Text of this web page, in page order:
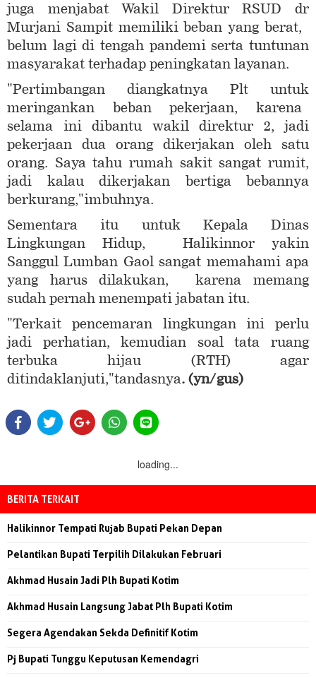
juga menjabat Wakil Direktur RSUD dr
Murjani Sampit memiliki beban yang berat,
belum lagi di tengah pandemi serta tuntunan
masyarakat terhadap peningkatan layanan.
"Pertimbangan diangkatnya Plt untuk
meringankan beban pekerjaan, karena
selama ini dibantu wakil direktur 2, jadi
pekerjaan dua orang dikerjakan oleh satu
orang. Saya tahu rumah sakit sangat rumit,
jadi kalau dikerjakan bertiga bebannya
berkurang,"imbuhnya.
Sementara itu untuk Kepala Dinas
Lingkungan Hidup, Halikinnor yakin
Sanggul Lumban Gaol sangat memahami apa
yang harus dilakukan, karena memang
sudah pernah menempati jabatan itu.
"Terkait pencemaran lingkungan ini perlu
jadi perhatian, kemudian soal tata ruang
terbuka hijau (RTH) agar
ditindaklanjuti,"tandasnya. (yn/gus)
loading...
BERITA TERKAIT
Halikinnor Tempati Rujab Bupati Pekan Depan
Pelantikan Bupati Terpilih Dilakukan Februari
Akhmad Husain Jadi Plh Bupati Kotim
Akhmad Husain Langsung Jabat Plh Bupati Kotim
Segera Agendakan Sekda Definitif Kotim
Pj Bupati Tunggu Keputusan Kemendagri